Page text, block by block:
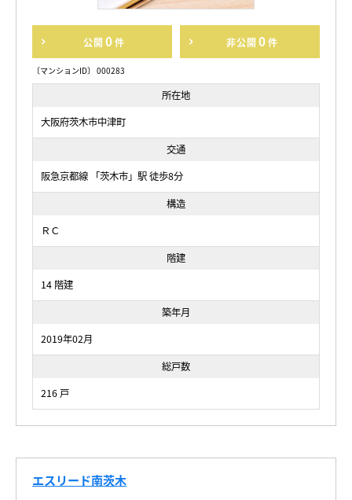
公開 0件 非公開 0件
〔マンションID〕 000283
所在地
大阪府茨木市中津町
交通
阪急京都線 「茨木市」駅 徒歩8分
構造
ＲＣ
階建
14 階建
築年月
2019年02月
総戸数
216 戸
エスリード南茨木